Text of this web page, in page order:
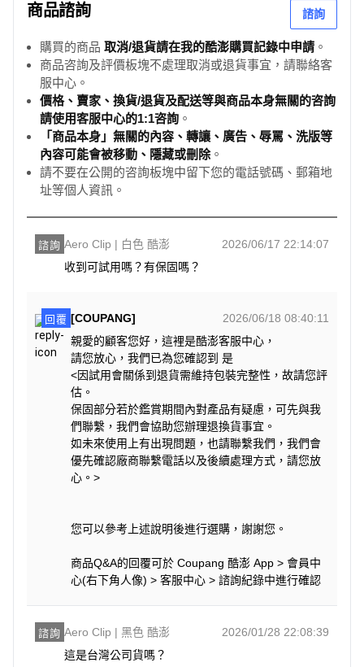
商品諮詢 諮詢
購買的商品 取消/退貨請在我的酷澎購買記錄中申請 。
商品咨詢及評價板塊不處理取消或退貨事宜，請聯絡客
服中心。
價格、賣家、換貨/退貨及配送等與商品本身無關的咨詢
請使用客服中心的1:1咨詢 。
「商品本身」無關的內容、轉讓、廣告、辱罵、洗版等
內容可能會被移動、隱藏或刪除。
請不要在公開的咨詢板塊中留下您的電話號碼、郵箱地
址等個人資訊。
諮詢 Aero Clip | 白色 酷澎
2026/06/17 22:14:07
收到可試用嗎？有保固嗎？
回覆 [COUPANG]
2026/06/18 08:40:11
親愛的顧客您好，這裡是酷澎客服中心，
請您放心，我們已為您確認到 是
<因試用會關係到退貨需維持包裝完整性，故請您評
估。
保固部分若於鑑賞期間內對產品有疑慮，可先與我
們聯繫，我們會協助您辦理退換貨事宜。
如未來使用上有出現問題，也請聯繫我們，我們會
優先確認廠商聯繫電話以及後續處理方式，請您放
心。>
您可以參考上述說明後進行選購，謝謝您。
商品Q&A的回覆可於 Coupang 酷澎 App > 會員中
心(右下角人像) > 客服中心 > 諮詢紀錄中進行確認
諮詢 Aero Clip | 黑色 酷澎
2026/01/28 22:08:39
這是台灣公司貨嗎？